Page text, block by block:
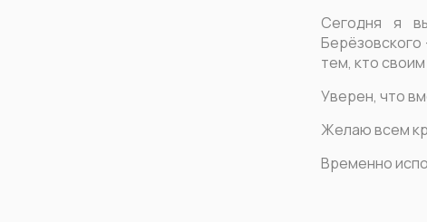
Сегодня я
тем, кто
Уверен, что
Желаю всем
Временно